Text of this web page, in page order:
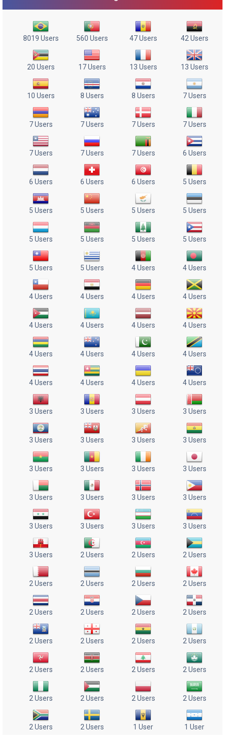
8019 Users 560 Users 47 Users 42 Users
20 Users 17 Users 13 Users 13 Users
10 Users 8 Users 8 Users 7 Users
7 Users 7 Users 7 Users 7 Users
7 Users 7 Users 7 Users 6 Users
6 Users 6 Users 6 Users 5 Users
5 Users 5 Users 5 Users 5 Users
5 Users 5 Users 5 Users 5 Users
5 Users 5 Users 4 Users 4 Users
4 Users 4 Users 4 Users 4 Users
4 Users 4 Users 4 Users 4 Users
4 Users 4 Users 4 Users 4 Users
4 Users 4 Users 4 Users 4 Users
3 Users 3 Users 3 Users 3 Users
3 Users 3 Users 3 Users 3 Users
3 Users 3 Users 3 Users 3 Users
3 Users 3 Users 3 Users 3 Users
3 Users 3 Users 3 Users 3 Users
3 Users 2 Users 2 Users 2 Users
2 Users 2 Users 2 Users 2 Users
2 Users 2 Users 2 Users 2 Users
2 Users 2 Users 2 Users 2 Users
2 Users 2 Users 2 Users 2 Users
2 Users 2 Users 2 Users 2 Users
2 Users 2 Users 1 User 1 User